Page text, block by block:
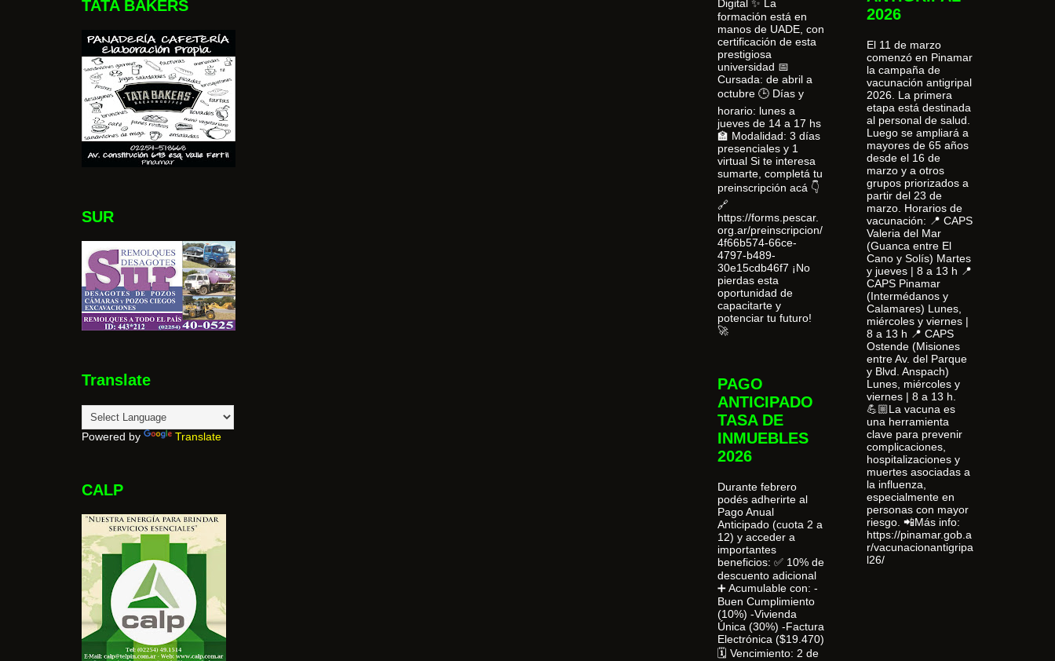
TATA BAKERS
SUR
Translate
Powered by Translate
CALP
Digital ✨ La
formación está en
manos de UADE, con
certificación de esta
prestigiosa
universidad 📅
Cursada: de abril a
octubre 🕒 Días y
horario: lunes a
jueves de 14 a 17 hs
🏫 Modalidad: 3 días
presenciales y 1
virtual Si te interesa
sumarte, completá tu
preinscripción acá 👇
🔗
https://forms.pescar.
org.ar/preinscripcion/
4f66b574-66ce-
4797-b489-
30e15cdb46f7 ¡No
pierdas esta
oportunidad de
capacitarte y
potenciar tu futuro!
🚀
PAGO
ANTICIPADO
TASA DE
INMUEBLES
2026
Durante febrero
podés adherirte al
Pago Anual
Anticipado (cuota 2 a
12) y acceder a
importantes
beneficios: ✅ 10% de
descuento adicional
➕ Acumulable con: -
Buen Cumplimiento
(10%) -Vivienda
Única (30%) -Factura
Electrónica ($19.470)
🗓 Vencimiento: 2 de
2026
El 11 de marzo
comenzó en Pinamar
la campaña de
vacunación antigripal
2026. La primera
etapa está destinada
al personal de salud.
Luego se ampliará a
mayores de 65 años
desde el 16 de
marzo y a otros
grupos priorizados a
partir del 23 de
marzo. Horarios de
vacunación: 📍 CAPS
Valeria del Mar
(Guanca entre El
Cano y Solís) Martes
y jueves | 8 a 13 h 📍
CAPS Pinamar
(Intermédanos y
Calamares) Lunes,
miércoles y viernes |
8 a 13 h 📍 CAPS
Ostende (Misiones
entre Av. del Parque
y Blvd. Anspach)
Lunes, miércoles y
viernes | 8 a 13 h.
💪🏼La vacuna es
una herramienta
clave para prevenir
complicaciones,
hospitalizaciones y
muertes asociadas a
la influenza,
especialmente en
personas con mayor
riesgo. 📲Más info:
https://pinamar.gob.a
r/vacunacionantigripa
l26/